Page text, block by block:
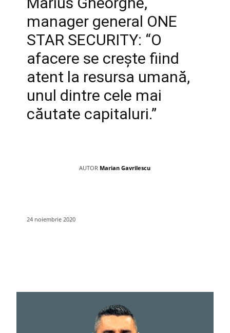
manager general ONE
STAR SECURITY: “O
afacere se crește fiind
atent la resursa umană,
unul dintre cele mai
căutate capitaluri.”
AUTOR Marian Gavrilescu
24 noiembrie 2020